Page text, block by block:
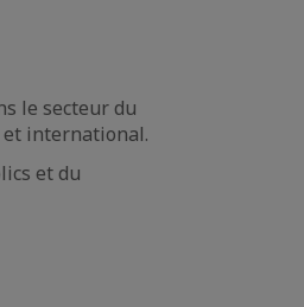
le secteur du
et international.
et du